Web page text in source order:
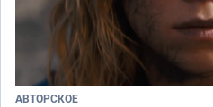
АВТОРСКОЕ